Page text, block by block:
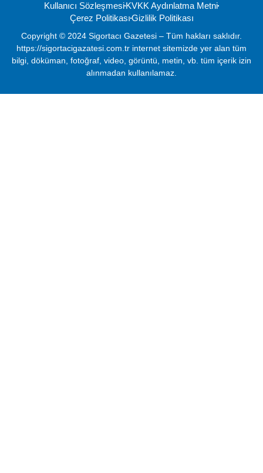
Kullanıcı Sözleşmesi KVKK Aydınlatma Metni
Çerez PolitikasıGizlilik Politikası
Copyright © 2024 Sigortacı Gazetesi – Tüm hakları saklıdır.
https://sigortacigazatesi.com.tr internet sitemizde yer alan tüm
bilgi, döküman, fotoğraf, video, görüntü, metin, vb. tüm içerik izin
alınmadan kullanılamaz.